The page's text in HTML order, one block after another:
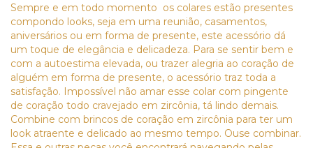
Sempre e em todo momento os colares estão presentes
compondo looks, seja em uma reunião, casamentos,
aniversários ou em forma de presente, este acessório dá
um toque de elegância e delicadeza. Para se sentir bem e
com a autoestima elevada, ou trazer alegria ao coração de
alguém em forma de presente, o acessório traz toda a
satisfação. Impossível não amar esse colar com pingente
de coração todo cravejado em zircônia, tá lindo demais.
Combine com brincos de coração em zircônia para ter um
look atraente e delicado ao mesmo tempo. Ouse combinar.